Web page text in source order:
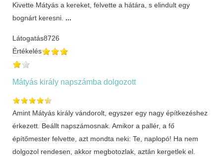
Kivette Mátyás a kereket, felvette a hátára, s elindult egy
bognárt keresni. ...
Látogatás8726
Értékelés
Mátyás király napszámba dolgozott
Amint Mátyás király vándorolt, egyszer egy nagy építkezéshez
érkezett. Beállt napszámosnak. Amikor a pallér, a fő
építőmester felvette, azt mondta neki: Te, naplopó! Ha nem
dolgozol rendesen, akkor megbotozlak, aztán kergetlek el.